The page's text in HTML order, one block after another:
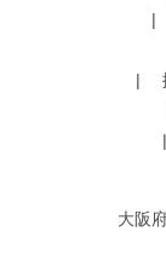
|
|
|
大阪